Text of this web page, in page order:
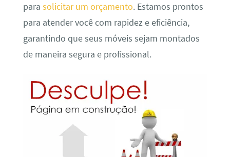
para solicitar um orçamento. Estamos prontos
para atender você com rapidez e eficiência,
garantindo que seus móveis sejam montados
de maneira segura e profissional.